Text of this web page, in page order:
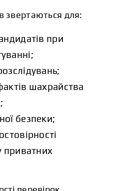
звертаються для:
при
шахрайства
безпеки;
приватних